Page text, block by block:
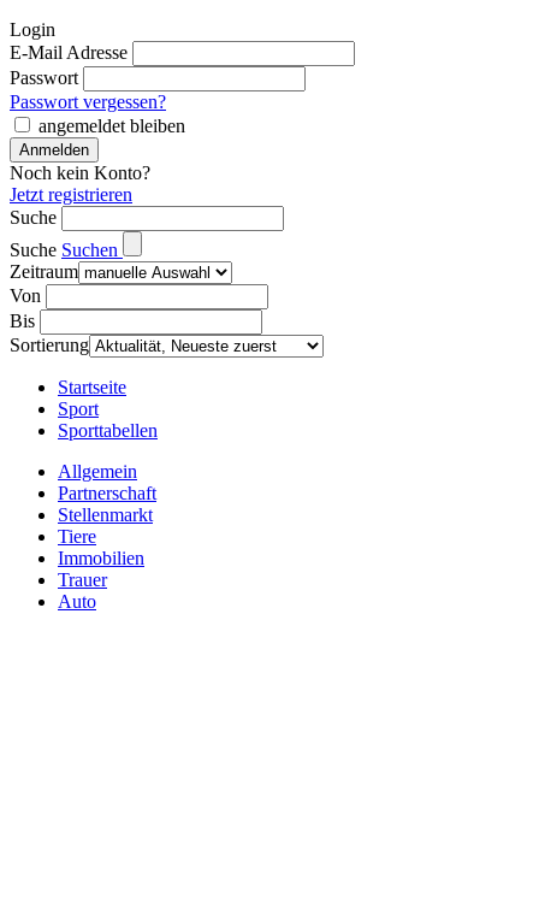
Login
E-Mail Adresse
Passwort
Passwort vergessen?
angemeldet bleiben
Noch kein Konto?
Jetzt registrieren
Suche
Suche Suchen
Zeitraum
Von
Bis
Sortierung
Startseite
Sport
Sporttabellen
Allgemein
Partnerschaft
Stellenmarkt
Tiere
Immobilien
Trauer
Auto